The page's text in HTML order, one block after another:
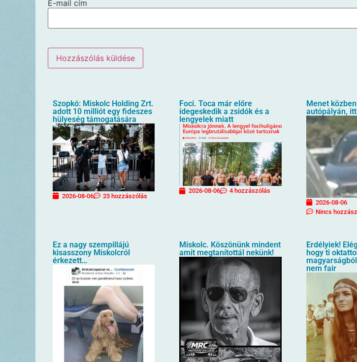
E-mail cím
Szopkó: Miskolc Holding Zrt.
adott 10 milliót egy fideszes
hülyeség támogatására
2026-08-06 23 hozzászólás
Foci. Toca már előre
idegeskedik a zsidók és a
lengyelek miatt
2026-08-06 4 hozzászólás
Menet
autópályán,
2026-08-06
Nincs
Ez a nagy szempillájú
kisasszony Miskolcról
érkezett…
Miskolc. Köszönünk mindent
amit megtanítottál nekünk!
Erdélyiek!
hogy ti
nem fair